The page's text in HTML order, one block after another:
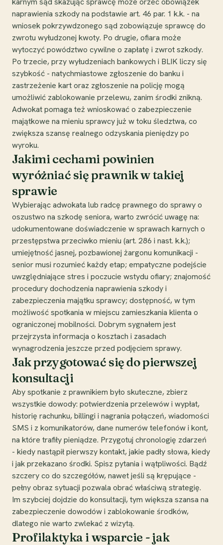
naprawienia szkody na podstawie art. 46 par. 1 k.k. - na
wniosek pokrzywdzonego sąd zobowiązuje sprawcę do
zwrotu wyłudzonej kwoty. Po drugie, ofiara może
wytoczyć powództwo cywilne o zapłatę i zwrot szkody.
Po trzecie, przy wyłudzeniach bankowych i BLIK liczy się
szybkość - natychmiastowe zgłoszenie do banku i
zastrzeżenie kart oraz zgłoszenie na policję mogą
umożliwić zablokowanie przelewu, zanim środki znikną.
Adwokat pomaga też wnioskować o zabezpieczenie
majątkowe na mieniu sprawcy już w toku śledztwa, co
zwiększa szansę realnego odzyskania pieniędzy po
wyroku.
Jakimi cechami powinien
wyróżniać się prawnik w takiej
sprawie
Wybierając adwokata lub radcę prawnego do sprawy o
oszustwo na szkodę seniora, warto zwrócić uwagę na:
udokumentowane doświadczenie w sprawach karnych o
przestępstwa przeciwko mieniu (art. 286 i nast. k.k.);
umiejętność jasnej, pozbawionej żargonu komunikacji -
senior musi rozumieć każdy etap; empatyczne podejście
uwzględniające stres i poczucie wstydu ofiary; znajomość
procedury dochodzenia naprawienia szkody i
zabezpieczenia majątku sprawcy; dostępność, w tym
możliwość spotkania w miejscu zamieszkania klienta o
ograniczonej mobilności. Dobrym sygnałem jest
przejrzysta informacja o kosztach i zasadach
wynagrodzenia jeszcze przed podjęciem sprawy.
Jak przygotować się do pierwszej
konsultacji
Aby spotkanie z prawnikiem było skuteczne, zbierz
wszystkie dowody: potwierdzenia przelewów i wypłat,
historię rachunku, billingi i nagrania połączeń, wiadomości
SMS i z komunikatorów, dane numerów telefonów i kont,
na które trafiły pieniądze. Przygotuj chronologię zdarzeń
- kiedy nastąpił pierwszy kontakt, jakie padły słowa, kiedy
i jak przekazano środki. Spisz pytania i wątpliwości. Bądź
szczery co do szczegółów, nawet jeśli są krępujące -
pełny obraz sytuacji pozwala obrać właściwą strategię.
Im szybciej dojdzie do konsultacji, tym większa szansa na
zabezpieczenie dowodów i zablokowanie środków,
dlatego nie warto zwlekać z wizytą.
Profilaktyka i wsparcie - jak